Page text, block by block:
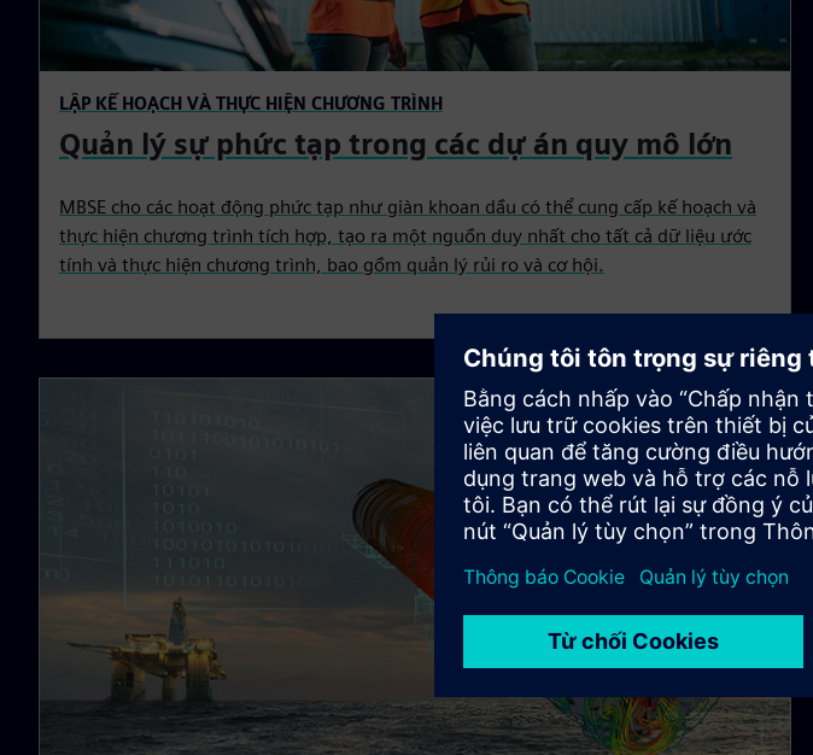
LẬP KẾ HOẠCH VÀ THỰC HIỆN CHƯƠNG TRÌNH
Quản lý sự phức tạp trong các dự án quy mô lớn
MBSE cho các hoạt động phức tạp như giàn khoan dầu có thể cung cấp kế hoạch và
thực hiện chương trình tích hợp, tạo ra một nguồn duy nhất cho tất cả dữ liệu ước
tính và thực hiện chương trình, bao gồm quản lý rủi ro và cơ hội.